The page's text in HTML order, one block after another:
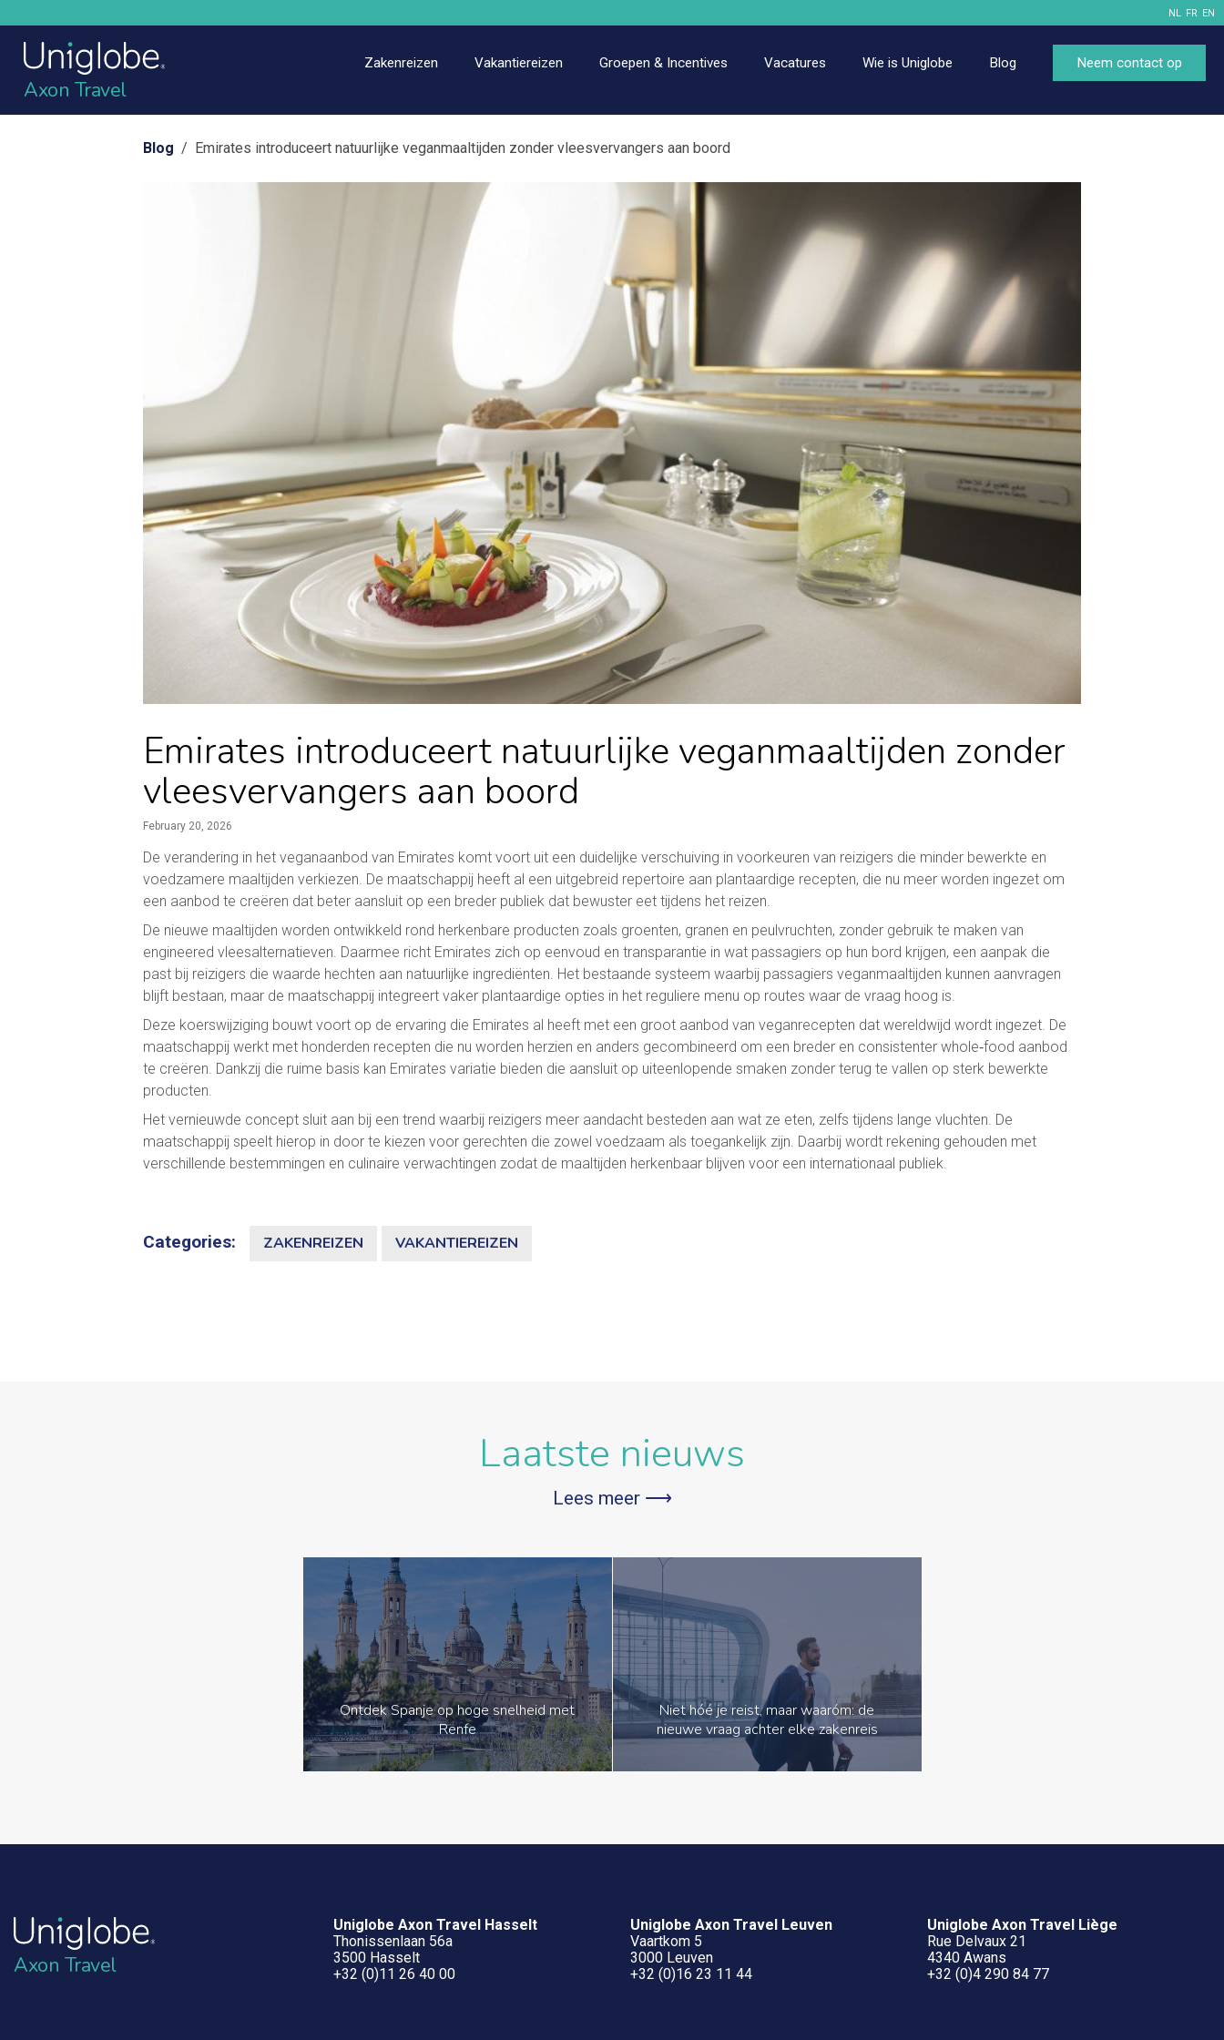
NL FR EN
Axon Travel
Zakenreizen Vakantiereizen Groepen & Incentives Vacatures Wie is Uniglobe Blog Neem contact op
Blog / Emirates introduceert natuurlijke veganmaaltijden zonder vleesvervangers aan boord
Emirates introduceert natuurlijke veganmaaltijden zonder
vleesvervangers aan boord
February 20, 2026
De verandering in het veganaanbod van Emirates komt voort uit een duidelijke verschuiving in voorkeuren van reizigers die minder bewerkte en
voedzamere maaltijden verkiezen. De maatschappij heeft al een uitgebreid repertoire aan plantaardige recepten, die nu meer worden ingezet om
een aanbod te creëren dat beter aansluit op een breder publiek dat bewuster eet tijdens het reizen.
De nieuwe maaltijden worden ontwikkeld rond herkenbare producten zoals groenten, granen en peulvruchten, zonder gebruik te maken van
engineered vleesalternatieven. Daarmee richt Emirates zich op eenvoud en transparantie in wat passagiers op hun bord krijgen, een aanpak die
past bij reizigers die waarde hechten aan natuurlijke ingrediënten. Het bestaande systeem waarbij passagiers veganmaaltijden kunnen aanvragen
blijft bestaan, maar de maatschappij integreert vaker plantaardige opties in het reguliere menu op routes waar de vraag hoog is.
Deze koerswijziging bouwt voort op de ervaring die Emirates al heeft met een groot aanbod van veganrecepten dat wereldwijd wordt ingezet. De
maatschappij werkt met honderden recepten die nu worden herzien en anders gecombineerd om een breder en consistenter whole‑food aanbod
te creëren. Dankzij die ruime basis kan Emirates variatie bieden die aansluit op uiteenlopende smaken zonder terug te vallen op sterk bewerkte
producten.
Het vernieuwde concept sluit aan bij een trend waarbij reizigers meer aandacht besteden aan wat ze eten, zelfs tijdens lange vluchten. De
maatschappij speelt hierop in door te kiezen voor gerechten die zowel voedzaam als toegankelijk zijn. Daarbij wordt rekening gehouden met
verschillende bestemmingen en culinaire verwachtingen zodat de maaltijden herkenbaar blijven voor een internationaal publiek.
Categories: ZAKENREIZEN VAKANTIEREIZEN
Laatste nieuws
Lees meer ⟶
Ontdek Spanje op hoge snelheid met
Renfe
Niet hóé je reist, maar waaróm: de
nieuwe vraag achter elke zakenreis
Axon Travel
Uniglobe Axon Travel Hasselt
Thonissenlaan 56a
3500 Hasselt
+32 (0)11 26 40 00
Uniglobe Axon Travel Leuven
Vaartkom 5
3000 Leuven
+32 (0)16 23 11 44
Uniglobe Axon Travel Liège
Rue Delvaux 21
4340 Awans
+32 (0)4 290 84 77